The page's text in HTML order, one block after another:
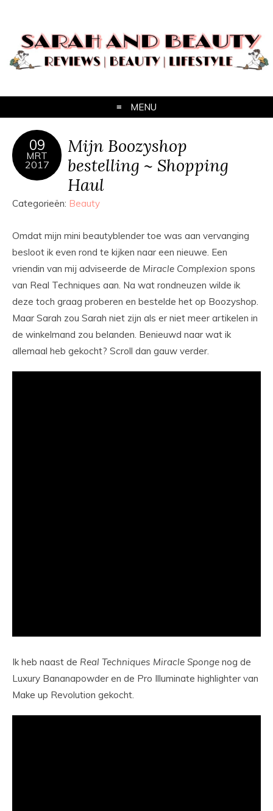
MENU
09
MRT
2017
Mijn Boozyshop
bestelling ~ Shopping
Haul
Categorieën: Beauty
Omdat mijn mini beautyblender toe was aan vervanging
besloot ik even rond te kijken naar een nieuwe. Een
vriendin van mij adviseerde de Miracle Complexion spons
van Real Techniques aan. Na wat rondneuzen wilde ik
deze toch graag proberen en bestelde het op Boozyshop.
Maar Sarah zou Sarah niet zijn als er niet meer artikelen in
de winkelmand zou belanden. Benieuwd naar wat ik
allemaal heb gekocht? Scroll dan gauw verder.
Ik heb naast de Real Techniques Miracle Sponge nog de
Luxury Bananapowder en de Pro Illuminate highlighter van
Make up Revolution gekocht.